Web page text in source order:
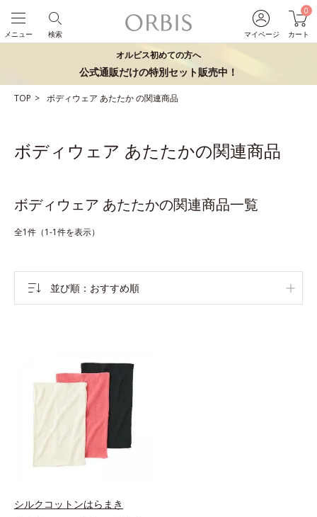
マイページ
0
カート
検索
メニュー
オルビス初めての方へ
公式通販だけの特別セット販売中！
TOP ボディウェア あたたかの関連商品
ボディウェア あたたかの関連商品
ボディウェア あたたかの関連商品一覧
全1件（1-1件を表示）
並び順 おすすめ順
シルクコットンはらまき